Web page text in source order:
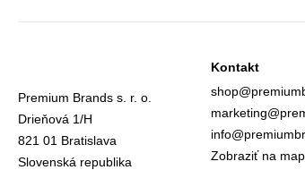
Premium Brands s. r. o.
Drieňová 1/H
821 01 Bratislava
Slovenská republika
Kontakt
Zobraziť na